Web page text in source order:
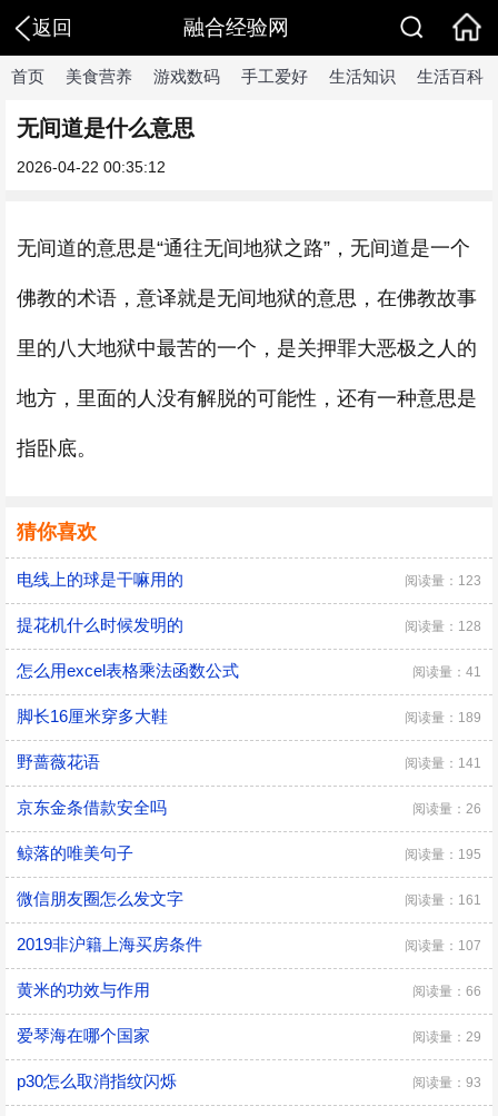
返回 融合经验网
首页 美食营养 游戏数码 手工爱好 生活知识 生活百科
无间道是什么意思
2026-04-22 00:35:12
无间道的意思是“通往无间地狱之路”，无间道是一个
佛教的术语，意译就是无间地狱的意思，在佛教故事
里的八大地狱中最苦的一个，是关押罪大恶极之人的
地方，里面的人没有解脱的可能性，还有一种意思是
指卧底。
猜你喜欢
电线上的球是干嘛用的 阅读量：123
提花机什么时候发明的 阅读量：128
怎么用excel表格乘法函数公式 阅读量：41
脚长16厘米穿多大鞋 阅读量：189
野蔷薇花语 阅读量：141
京东金条借款安全吗 阅读量：26
鲸落的唯美句子 阅读量：195
微信朋友圈怎么发文字 阅读量：161
2019非沪籍上海买房条件 阅读量：107
黄米的功效与作用 阅读量：66
爱琴海在哪个国家 阅读量：29
p30怎么取消指纹闪烁 阅读量：93